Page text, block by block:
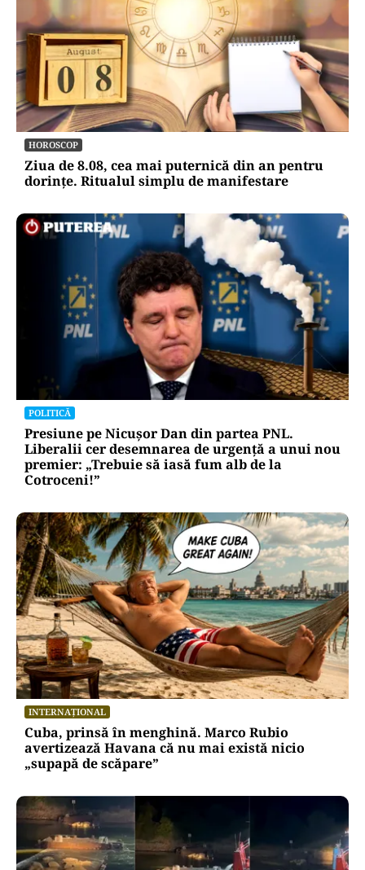
HOROSCOP
Ziua de 8.08, cea mai puternică din an pentru
dorințe. Ritualul simplu de manifestare
POLITICĂ
Presiune pe Nicușor Dan din partea PNL.
Liberalii cer desemnarea de urgență a unui nou
premier: „Trebuie să iasă fum alb de la
Cotroceni!”
INTERNAȚIONAL
Cuba, prinsă în menghină. Marco Rubio
avertizează Havana că nu mai există nicio
„supapă de scăpare”